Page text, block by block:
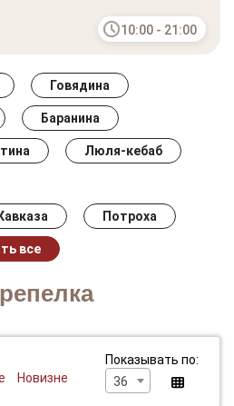
Говядина
Баранина
Люля-кебаб
Потроха
все
10:00 - 21:00
Новизне
Показывать по:
36